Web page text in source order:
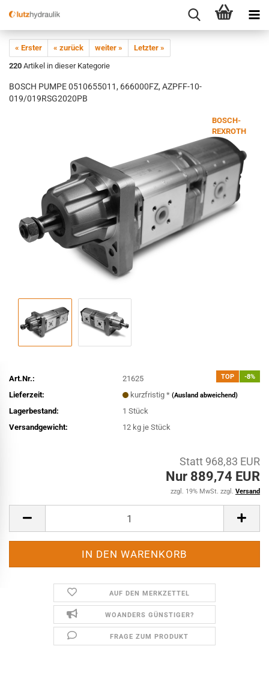
« Erster « zurück weiter »
Letzter »
220 Artikel in dieser Kategorie
BOSCH PUMPE 0510655011, 666000FZ, AZPFF-10-
019/019RSG2020PB
BOSCH-
REXROTH
TOP -8%
Art.Nr.:
21625
Lieferzeit:
kurzfristig *(Ausland abweichend)
Lagerbestand: 1Stück
Versandgewicht:
12 kg je Stück
Statt 968,83 EUR
Nur 889,74 EUR
zzgl. 19% MwSt. zzgl. Versand
AUF DEN MERKZETTEL
WOANDERS GÜNSTIGER?
FRAGE ZUM PRODUKT